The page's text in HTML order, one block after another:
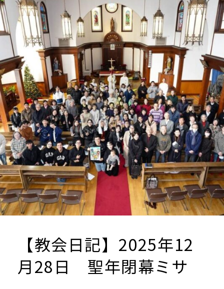
1
月
1
日
神
母
聖
マ
リ
ア
【教会日記】2025年12
月28日 聖年閉幕ミサ